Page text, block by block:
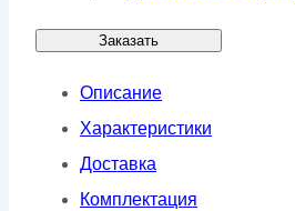
Заказать
Описание
Характеристики
Доставка
Комплектация